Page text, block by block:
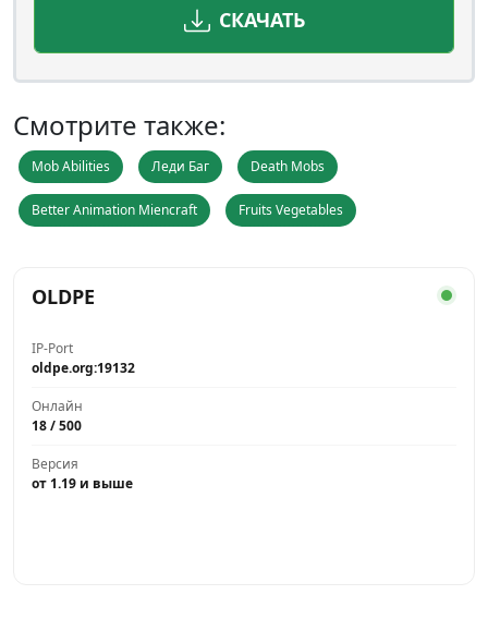
СКАЧАТЬ
Смотрите также:
Mob Abilities Леди Баг Death Mobs
Better Animation Miencraft Fruits Vegetables
OLDPE
IP-Port
oldpe.org:19132
Онлайн
18 / 500
Версия
от 1.19 и выше